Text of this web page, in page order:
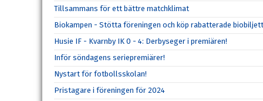
Tillsammans för ett bättre matchklimat
Biokampen - Stötta föreningen och köp rabatterade
Husie IF - Kvarnby IK 0 - 4: Derbyseger i premiären!
Inför söndagens seriepremiärer!
Nystart för fotbollsskolan!
Pristagare i föreningen för 2024